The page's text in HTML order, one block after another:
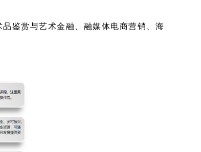
鉴赏与艺术金融、融媒体电商营销、海